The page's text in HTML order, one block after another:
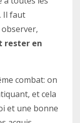
Il faut
rester en
combat: on
et cela
et une bonne